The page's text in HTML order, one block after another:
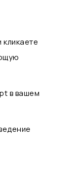
в вашем